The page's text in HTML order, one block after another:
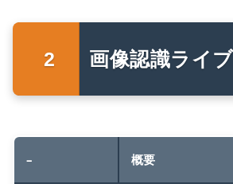
画像認識ライ
– 概要